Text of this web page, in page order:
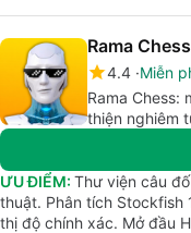
Rama Chess
4.4 Miễn
Rama Chess:
thiện nghiêm
ƯU ĐIỂM: Thư viện câu
thuật. Phân tích
thị độ chính xác. Mở đầu